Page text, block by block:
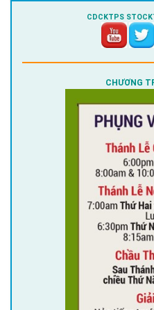
CDCKTPS
CHƯƠNG